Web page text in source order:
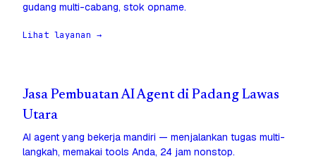
gudang multi-cabang, stok opname.
Lihat layanan →
Jasa Pembuatan AI Agent di Padang Lawas
Utara
AI agent yang bekerja mandiri — menjalankan tugas multi-
langkah, memakai tools Anda, 24 jam nonstop.